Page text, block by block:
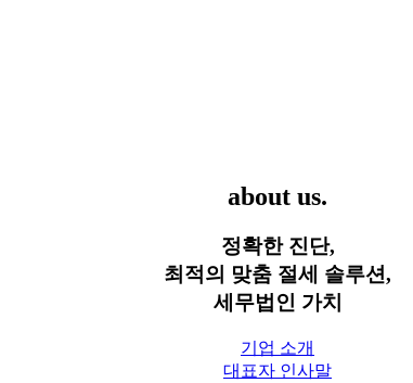
about us.
정확한 진단,
최적의 맞춤 절세 솔루션,
세무법인 가치
기업 소개
대표자 인사말